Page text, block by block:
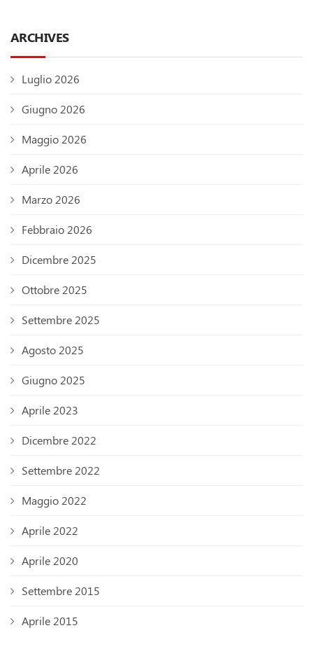
ARCHIVES
Luglio 2026
Giugno 2026
Maggio 2026
Aprile 2026
Marzo 2026
Febbraio 2026
Dicembre 2025
Ottobre 2025
Settembre 2025
Agosto 2025
Giugno 2025
Aprile 2023
Dicembre 2022
Settembre 2022
Maggio 2022
Aprile 2022
Aprile 2020
Settembre 2015
Aprile 2015